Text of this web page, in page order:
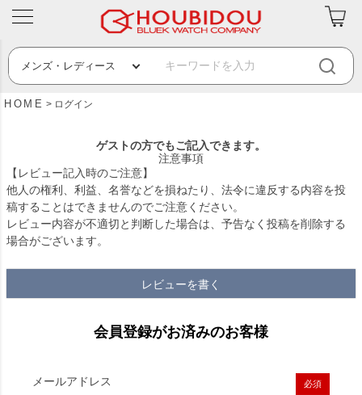
HOME ログイン
ゲストの方でもご記入できます。
注意事項
【レビュー記入時のご注意】
他人の権利、利益、名誉などを損ねたり、法令に違反する内容を投
稿することはできませんのでご注意ください。
レビュー内容が不適切と判断した場合は、予告なく投稿を削除する
場合がございます。
レビューを書く
会員登録がお済みのお客様
メールアドレス